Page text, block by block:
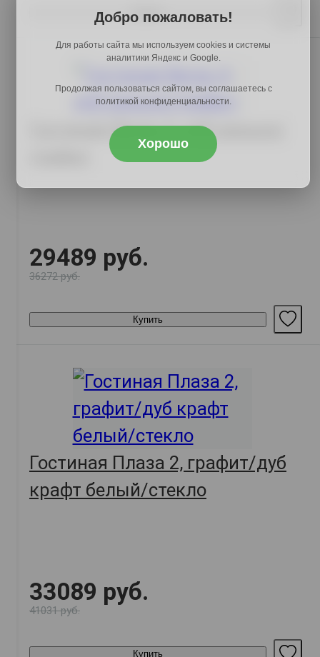
Купить
Гостиная Вегас 4, дуб каньон/
29489 руб.
36272 руб.
Купить
Гостиная Плаза 2, графит/дуб
крафт белый/стекло
33089 руб.
41031 руб.
Купить
Добро пожаловать!
Для работы сайта мы используем cookies и системы
аналитики Яндекс и Google.
Продолжая пользоваться сайтом, вы соглашаетесь с
политикой конфиденциальности.
Хорошо